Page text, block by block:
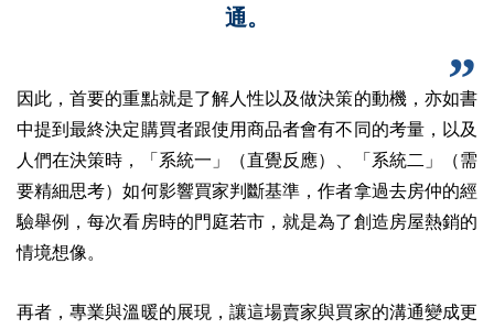
通。
因此，首要的重點就是了解人性以及做決策的動機，亦如書
中提到最終決定購買者跟使用商品者會有不同的考量，以及
人們在決策時，「系統一」（直覺反應）、「系統二」（需
要精細思考）如何影響買家判斷基準，作者拿過去房仲的經
驗舉例，每次看房時的門庭若市，就是為了創造房屋熱銷的
情境想像。
再者，專業與溫暖的展現，讓這場賣家與買家的溝通變成更